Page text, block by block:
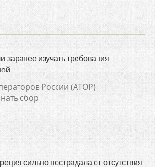
заранее изучать требования
России (АТОР)
сбор
сильно пострадала от отсутствия